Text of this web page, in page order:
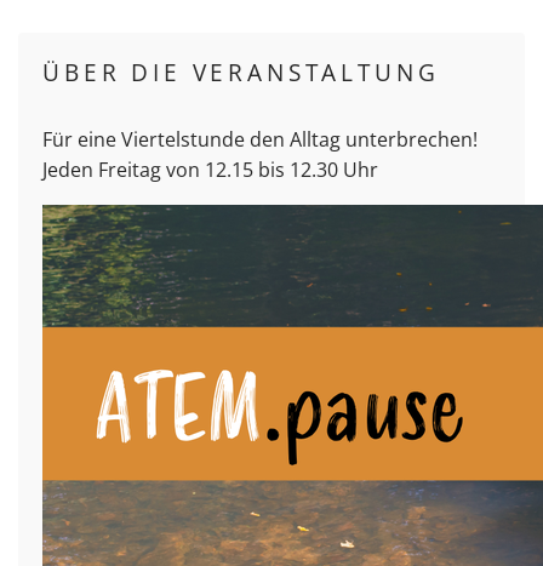
ÜBER DIE VERANSTALTUNG
Für eine Viertelstunde den Alltag unterbrechen!
Jeden Freitag von 12.15 bis 12.30 Uhr